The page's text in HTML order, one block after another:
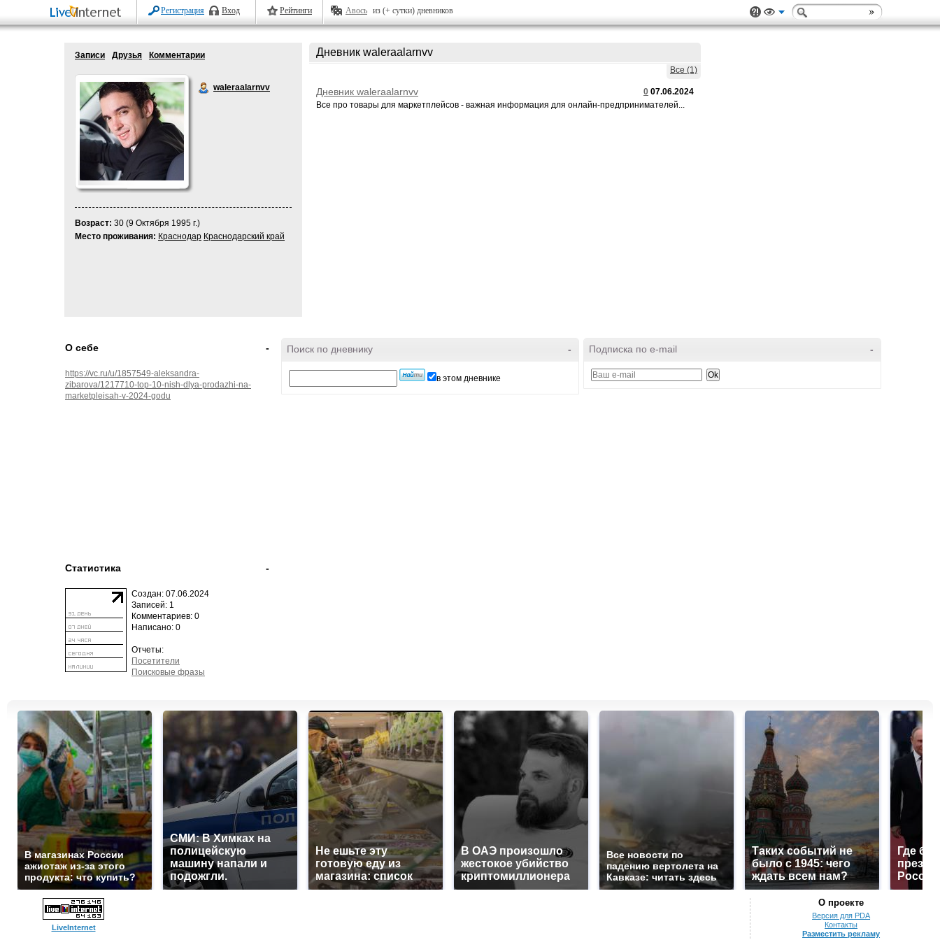
Регистрация Вход Рейтинги Авось из (+ сутки) дневников
Записи Друзья Комментарии
waleraalarnvv
Возраст: 30 (9 Октября 1995 г.)
Место проживания: Краснодар Краснодарский край
Дневник waleraalarnvv
Все (1)
0 07.06.2024
Дневник waleraalarnvv
Все про товары для маркетплейсов - важная информация для онлайн-предпринимателей...
-
О себе
https://vc.ru/u/1857549-aleksandra-
zibarova/1217710-top-10-nish-dlya-prodazhi-na-
marketpleisah-v-2024-godu
-
Статистика
Создан: 07.06.2024
Записей: 1
Комментариев: 0
Написано: 0
Отчеты:
Посетители
Поисковые фразы
-
Поиск по дневнику
в этом дневнике
-
Подписка по e-mail
В магазинах России
ажиотаж из-за этого
продукта: что купить?
СМИ: В Химках на
полицейскую
машину напали и
подожгли.
Не ешьте эту
готовую еду из
магазина: список
В ОАЭ произошло
жестокое убийство
криптомиллионера
Все новости по
падению вертолета на
Кавказе: читать здесь
Таких событий не
было с 1945: чего
ждать всем нам?
Где
LiveInternet
О проекте
Версия для PDA
Контакты
Разместить рекламу